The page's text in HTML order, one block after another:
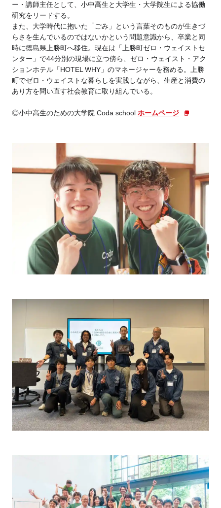
ー・講師主任として、小中高生と大学生・大学院生による協働
研究をリードする。
また、大学時代に抱いた「ごみ」という言葉そのものが生きづ
らさを生んでいるのではないかという問題意識から、卒業と同
時に徳島県上勝町へ移住。現在は「上勝町ゼロ・ウェイストセ
ンター」で44分別の現場に立つ傍ら、ゼロ・ウェイスト・アク
ションホテル「HOTEL WHY」のマネージャーを務める。上勝
町でゼロ・ウェイストな暮らしを実践しながら、生産と消費の
あり方を問い直す社会教育に取り組んでいる。
◎小中高生のための大学院 Coda school ホームページ